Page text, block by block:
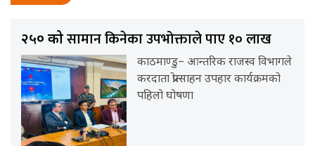
२५० कोसामान किनेका उपभोक्ताले पाए १० लाख
काठमाण्डु– आन्तरिक राजस्व विभागले
करदाता प्रोत्साहन उपहार कार्यक्रमको
पहिलो घोषणा